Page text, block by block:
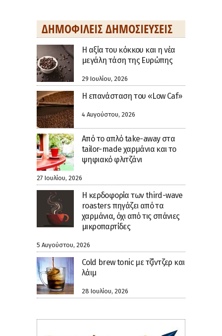
ΔΗΜΟΦΙΛΕΊΣ ΔΗΜΟΣΙΕΎΣΕΙΣ
H αξία του κόκκου και η νέα
μεγάλη τάση της Ευρώπης
29 Ιουλίου, 2026
Η επανάσταση του «Low Caf»
4 Αυγούστου, 2026
Από το απλό take-away στα
tailor-made χαρμάνια και το
ψηφιακό φλιτζάνι
27 Ιουλίου, 2026
Η κερδοφορία των third-wave
roasters πηγάζει από τα
χαρμάνια, όχι από τις σπάνιες
μικροπαρτίδες
5 Αυγούστου, 2026
Cold brew tonic με τζίντζερ και
λάιμ
28 Ιουλίου, 2026